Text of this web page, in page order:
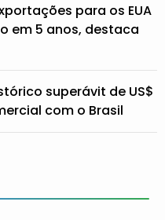
para os EUA
em 5 anos, destaca
superávit de US$
com o Brasil